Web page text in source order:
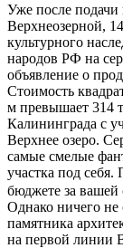
Уже после
Верхнеозерной,
культурного
народов РФ на
объявление о
Стоимость
м превышает 314
Калининграда с
Верхнее озеро.
самые смелые
участка под
бюджете за вашей
Однако ничего не
памятника
на первой линии